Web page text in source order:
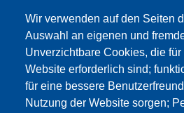
Wir verwenden auf den Seiten
Auswahl an eigenen und
Unverzichtbare Cookies, die
Website erforderlich sind;
für eine bessere
Nutzung der Website sorgen;